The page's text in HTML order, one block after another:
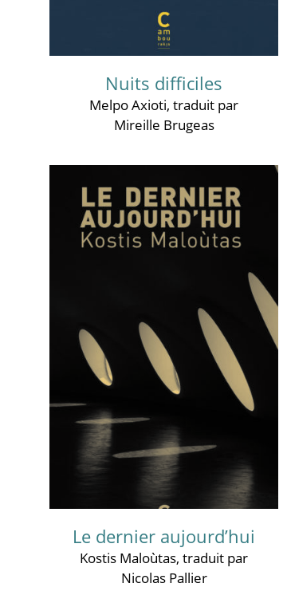
Nuits difficiles
Melpo Axioti, traduit par
Mireille Brugeas
Le dernier aujourd’hui
Kostis Maloùtas, traduit par
Nicolas Pallier